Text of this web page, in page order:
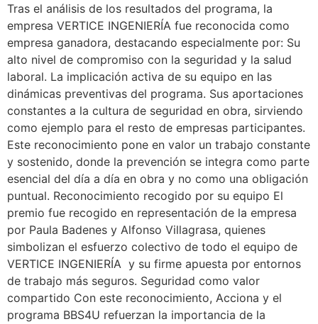
Tras el análisis de los resultados del programa, la
empresa VERTICE INGENIERÍA fue reconocida como
empresa ganadora, destacando especialmente por: Su
alto nivel de compromiso con la seguridad y la salud
laboral. La implicación activa de su equipo en las
dinámicas preventivas del programa. Sus aportaciones
constantes a la cultura de seguridad en obra, sirviendo
como ejemplo para el resto de empresas participantes.
Este reconocimiento pone en valor un trabajo constante
y sostenido, donde la prevención se integra como parte
esencial del día a día en obra y no como una obligación
puntual. Reconocimiento recogido por su equipo El
premio fue recogido en representación de la empresa
por Paula Badenes y Alfonso Villagrasa, quienes
simbolizan el esfuerzo colectivo de todo el equipo de
VERTICE INGENIERÍA y su firme apuesta por entornos
de trabajo más seguros. Seguridad como valor
compartido Con este reconocimiento, Acciona y el
programa BBS4U refuerzan la importancia de la